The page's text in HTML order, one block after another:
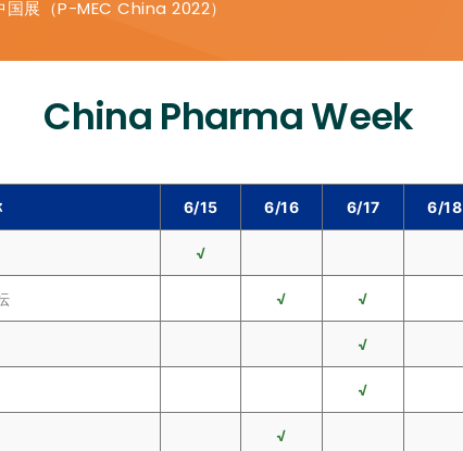
展（P-MEC China 2022）
China Pharma Week
6/15 6/16 6/17 6/18
√
√ √
√
√
√